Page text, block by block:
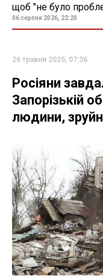
щоб "не було
06 серпня 2026, 22:20
26 травня 2025, 07:36
Росіяни
Запорізькій
людини,